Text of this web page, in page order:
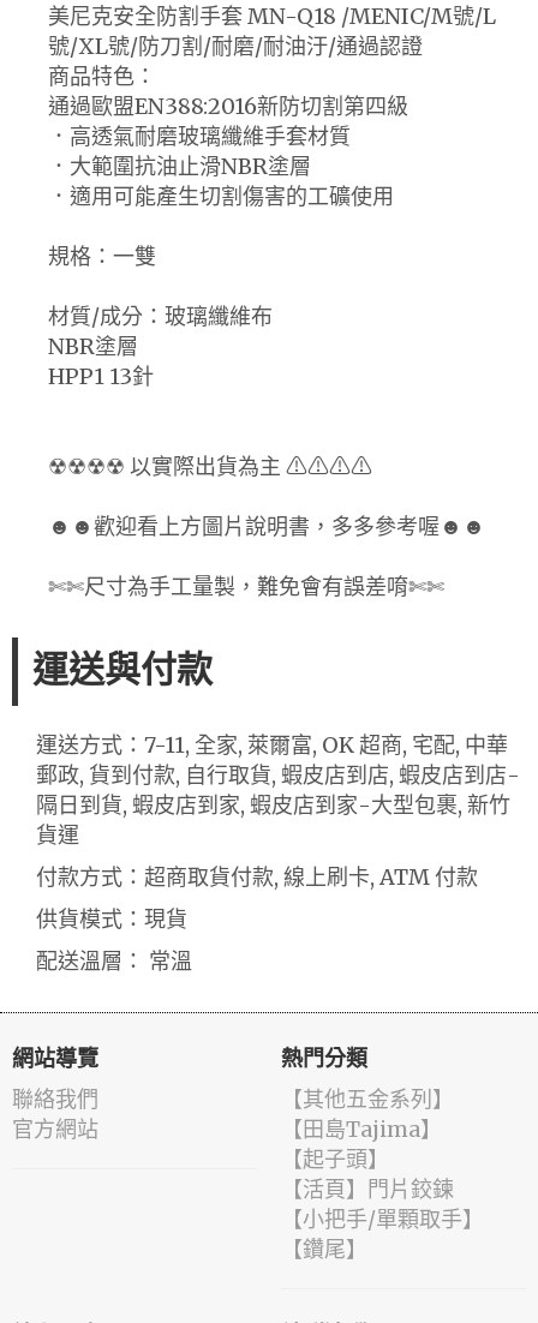
美尼克安全防割手套 MN-Q18 /MENIC/M號/L
號/XL號/防刀割/耐磨/耐油汙/通過認證
商品特色：
通過歐盟EN388:2016新防切割第四級
．高透氣耐磨玻璃纖維手套材質
．大範圍抗油止滑NBR塗層
．適用可能產生切割傷害的工礦使用
規格：一雙
材質/成分：玻璃纖維布
NBR塗層
HPP1 13針
☢☢☢☢ 以實際出貨為主 ⚠⚠⚠⚠
☻☻歡迎看上方圖片說明書，多多參考喔☻☻
✄✄尺寸為手工量製，難免會有誤差唷✄✄
運送與付款
運送方式：7-11, 全家, 萊爾富, OK 超商, 宅配, 中華
郵政, 貨到付款, 自行取貨, 蝦皮店到店, 蝦皮店到店-
隔日到貨, 蝦皮店到家, 蝦皮店到家-大型包裹, 新竹
貨運
付款方式：超商取貨付款, 線上刷卡, ATM 付款
供貨模式：現貨
配送溫層： 常溫
網站導覽
聯絡我們
官方網站
熱門分類
【其他五金系列】
【田島Tajima】
【起子頭】
【活頁】門片鉸鍊
【小把手/單顆取手】
【鑽尾】